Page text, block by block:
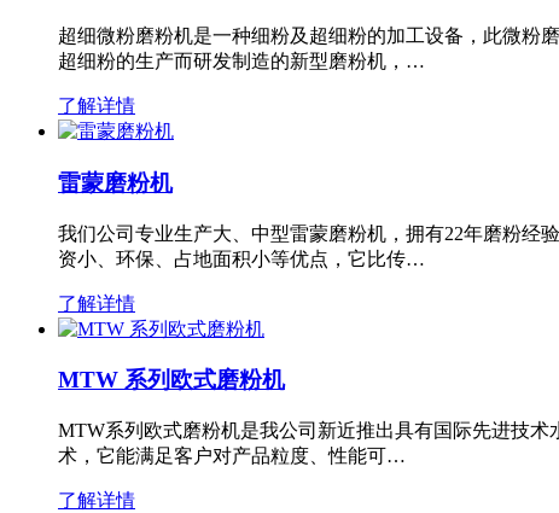
超细微粉磨粉机是一种细粉及超细粉的加工设备，此微粉
超细粉的生产而研发制造的新型磨粉机，…
了解详情
雷蒙磨粉机
我们公司专业生产大、中型雷蒙磨粉机，拥有22年磨粉经
资小、环保、占地面积小等优点，它比传…
了解详情
MTW 系列欧式磨粉机
MTW系列欧式磨粉机是我公司新近推出具有国际先进技
术，它能满足客户对产品粒度、性能可…
了解详情